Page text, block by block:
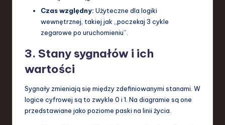
Czas względny: Użyteczne dla logiki
wewnętrznej, takiej jak „poczekaj 3 cykle
zegarowe po uruchomieniu”.
3. Stany sygnałów i ich
wartości
Sygnały zmieniają się między zdefiniowanymi stanami. W
logice cyfrowej są to zwykle 0 i 1. Na diagramie są one
przedstawiane jako poziome paski na linii życia.